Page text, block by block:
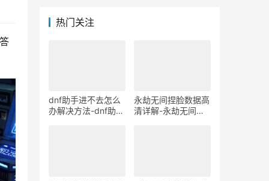
热门关注
dnf助手进不去怎么
办解决方法-dnf助手
无法登录问题详细解
永劫无间捏脸数据高
清详解-永劫无间捏
脸数据高清下载与使